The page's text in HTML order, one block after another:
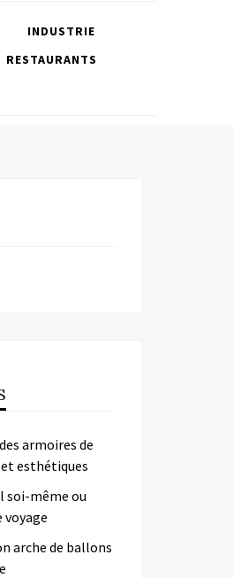
INDUSTRIE
RESTAURANTS
armoires de
esthétiques
soi-même ou
voyage
arche de ballons